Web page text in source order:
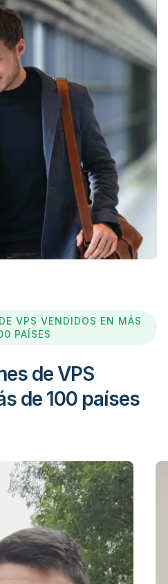
VPS VENDIDOS EN MÁS
PAÍSES
de VPS
de 100 países